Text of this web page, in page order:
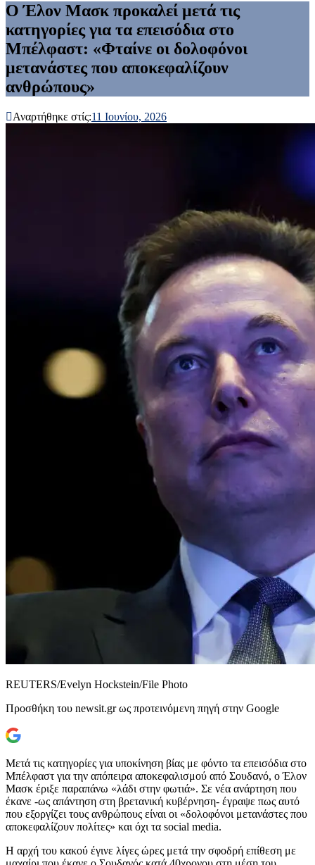
Ο Έλον Μασκ προκαλεί μετά τις
κατηγορίες για τα επεισόδια στο
Μπέλφαστ: «Φταίνε οι δολοφόνοι
μετανάστες που αποκεφαλίζουν
ανθρώπους»
Αναρτήθηκε στίς:11 Ιουνίου, 2026
REUTERS/Evelyn Hockstein/File Photo
Προσθήκη του newsit.gr ως προτεινόμενη πηγή στην Google
Μετά τις κατηγορίες για υποκίνηση βίας με φόντο τα επεισόδια στο
Μπέλφαστ για την απόπειρα αποκεφαλισμού από Σουδανό, ο Έλον
Μασκ έριξε παραπάνω «λάδι στην φωτιά». Σε νέα ανάρτηση που
έκανε -ως απάντηση στη βρετανική κυβέρνηση- έγραψε πως αυτό
που εξοργίζει τους ανθρώπους είναι οι «δολοφόνοι μετανάστες που
αποκεφαλίζουν πολίτες» και όχι τα social media.
Η αρχή του κακού έγινε λίγες ώρες μετά την σφοδρή επίθεση με